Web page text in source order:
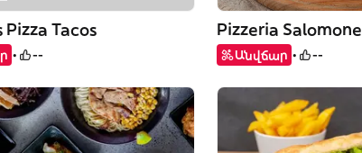
Pizza Tacos
--
Pizzeria Salomone
Անվճար --